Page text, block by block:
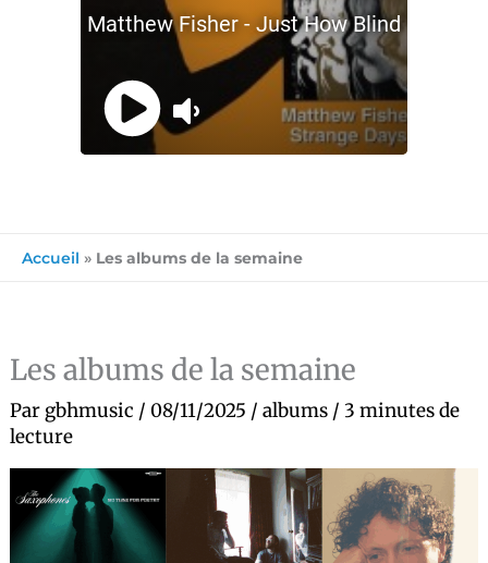
Accueil » Les albums de la semaine
Les albums de la semaine
Par gbhmusic / 08/11/2025 /albums /3 minutes de
lecture